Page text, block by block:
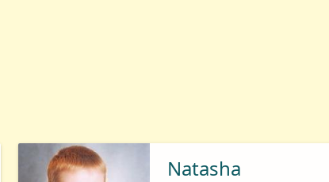
Natasha